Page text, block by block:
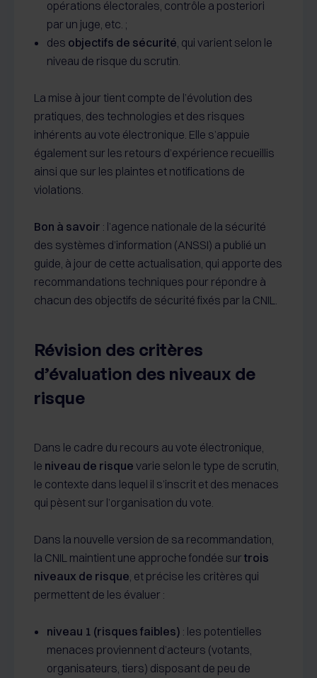
opérations électorales, contrôle a posteriori
par un juge, etc. ;
des objectifs de sécurité, qui varient selon le
niveau de risque du scrutin.
La mise à jour tient compte de l’évolution des
pratiques, des technologies et des risques
inhérents au vote électronique. Elle s’appuie
également sur les retours d’expérience recueillis
ainsi que sur les plaintes et notifications de
violations.
Bon à savoir : l’agence nationale de la sécurité
des systèmes d’information (ANSSI) a publié un
guide, à jour de cette actualisation, qui apporte des
recommandations techniques pour répondre à
chacun des objectifs de sécurité fixés par la CNIL.
Révision des critères
d’évaluation des niveaux de
risque
Dans le cadre du recours au vote électronique,
le niveau de risque varie selon le type de scrutin,
le contexte dans lequel il s’inscrit et des menaces
qui pèsent sur l’organisation du vote.
Dans la nouvelle version de sa recommandation,
la CNIL maintient une approche fondée sur trois
niveaux de risque, et précise les critères qui
permettent de les évaluer :
niveau 1 (risques faibles) : les potentielles
menaces proviennent d’acteurs (votants,
organisateurs, tiers) disposant de peu de